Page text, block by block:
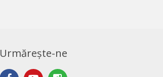
Urmărește-ne